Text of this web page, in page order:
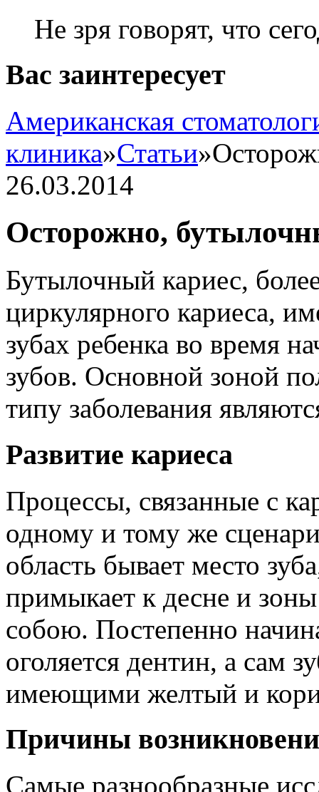
Не зря говорят, что
Вас заинтересует
Американская
клиника»Статьи»
26.03.2014
Осторожно,
Бутылочный кариес,
циркулярного кариеса,
зубах ребенка во время
зубов. Основной зоной
типу заболевания
Развитие кариеса
Процессы, связанные с
одному и тому же
область бывает место
примыкает к десне и
собою. Постепенно
оголяется дентин, а сам
имеющими желтый и
Причины
Самые разнообразные